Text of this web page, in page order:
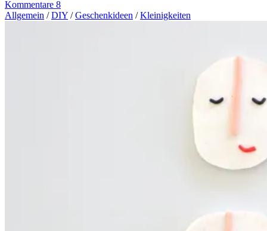
Kommentare 8
Allgemein /DIY /Geschenkideen /Kleinigkeiten